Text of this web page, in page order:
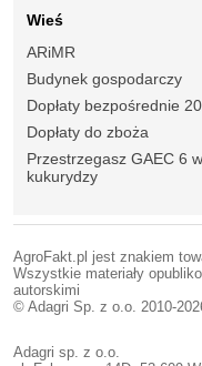
Wieś
ARiMR
Budynek gospodarczy
Dopłaty bezpośrednie
Dopłaty do zboża
Przestrzegasz GAEC 6 w
kukurydzy
AgroFakt.pl jest znakiem
Wszystkie materiały
autorskimi
© Adagri Sp. z o.o. 2010-
Adagri sp. z o.o.